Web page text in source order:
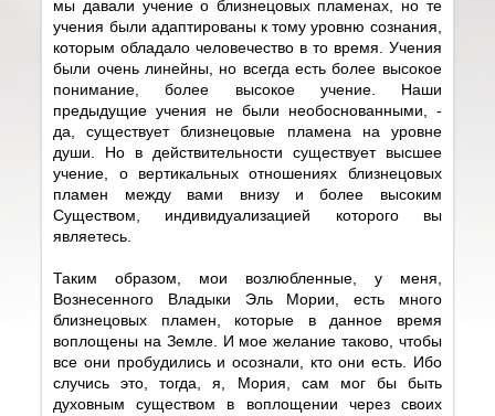
мы давали учение о близнецовых пламенах, но те
учения были адаптированы к тому уровню сознания,
которым обладало человечество в то время. Учения
были очень линейны, но всегда есть более высокое
понимание, более высокое учение. Наши
предыдущие учения не были необоснованными, -
да, существует близнецовые пламена на уровне
души. Но в действительности существует высшее
учение, о вертикальных отношениях близнецовых
пламен между вами внизу и более высоким
Существом, индивидуализацией которого вы
являетесь.
Таким образом, мои возлюбленные, у меня,
Вознесенного Владыки Эль Мории, есть много
близнецовых пламен, которые в данное время
воплощены на Земле. И мое желание таково, чтобы
все они пробудились и осознали, кто они есть. Ибо
случись это, тогда, я, Мория, сам мог бы быть
духовным существом в воплощении через своих